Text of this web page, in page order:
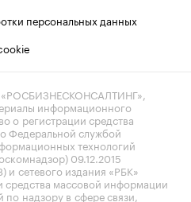
персональных данных
информационного
о регистрации средства
Федеральной службой
технологий
09.12.2015
сетевого издания «РБК»
средства массовой информации
надзору в сфере связи,